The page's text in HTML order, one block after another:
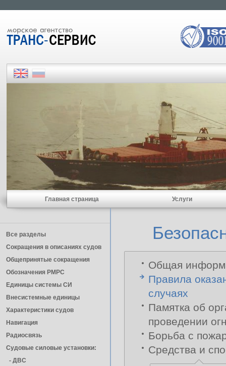
Главная страница Услуги
Все разделы
Сокращения в описаниях судов
Общепринятые сокращения
Обозначения РМРС
Единицы cистемы СИ
Внесистемные единицы
Характеристики судов
Навигация
Радиосвязь
Судовые силовые установки:
- ДВС
Общая
Правила
случаях
Памятка об
проведении
Борьба с
Средства и